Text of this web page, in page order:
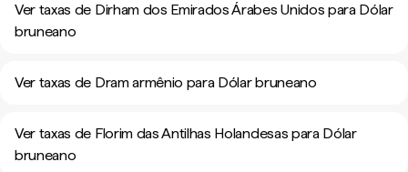
Ver taxas de Dirham dos Emirados Árabes Unidos para Dólar
bruneano
Ver taxas de Dram armênio para Dólar bruneano
Ver taxas de Florim das Antilhas Holandesas para Dólar
bruneano